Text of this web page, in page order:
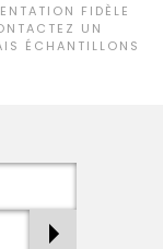
FIDÈLE
UN
ÉCHANTILLONS